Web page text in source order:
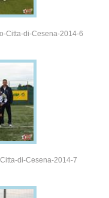
Citta-di-Cesena-2014-6
di-Cesena-2014-7